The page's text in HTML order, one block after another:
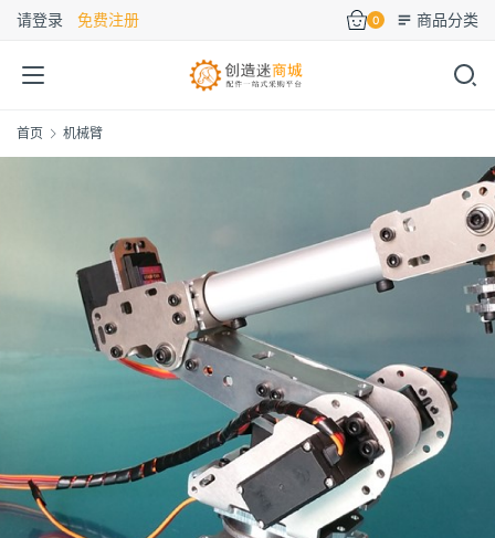
请登录 免费注册 0 商品分类
首页 机械臂